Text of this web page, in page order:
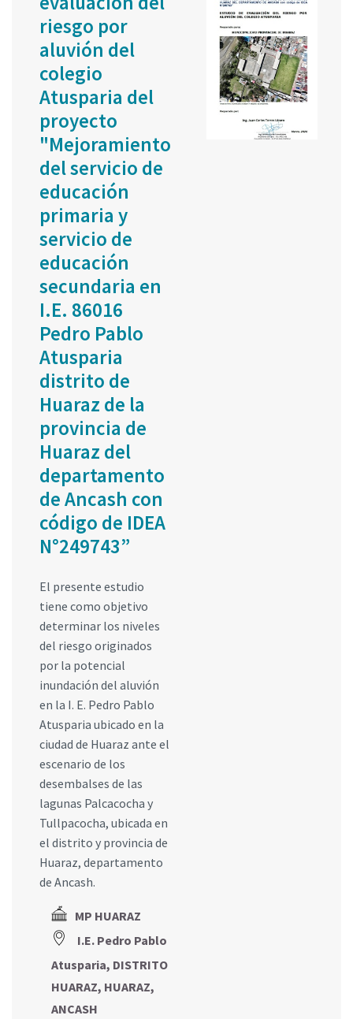
riesgo por
aluvión del
colegio
Atusparia del
proyecto
"Mejoramiento
del servicio de
educación
primaria y
servicio de
educación
secundaria en
I.E. 86016
Pedro Pablo
Atusparia
distrito de
Huaraz de la
provincia de
Huaraz del
departamento
de Ancash con
código de IDEA
N°249743”
El presente estudio
tiene como objetivo
determinar los niveles
del riesgo originados
por la potencial
inundación del aluvión
en la I. E. Pedro Pablo
Atusparia ubicado en la
ciudad de Huaraz ante el
escenario de los
desembalses de las
lagunas Palcacocha y
Tullpacocha, ubicada en
el distrito y provincia de
Huaraz, departamento
de Ancash.
MP HUARAZ
I.E. Pedro Pablo
Atusparia, DISTRITO
HUARAZ, HUARAZ,
ANCASH